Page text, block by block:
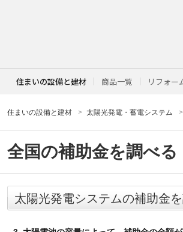
住まいの設備と建材 商品一覧 リフォー
住まいの設備と建材 太陽光発電・蓄電システム
全国の補助金を調べる
太陽光発電システムの補助金